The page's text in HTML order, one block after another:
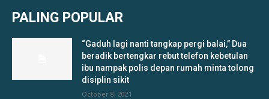
PALING POPULAR
“Gaduh lagi nanti tangkap pergi balai,” Dua
beradik bertengkar rebut telefon kebetulan
ibu nampak polis depan rumah minta tolong
disiplin sikit
October 8, 2021